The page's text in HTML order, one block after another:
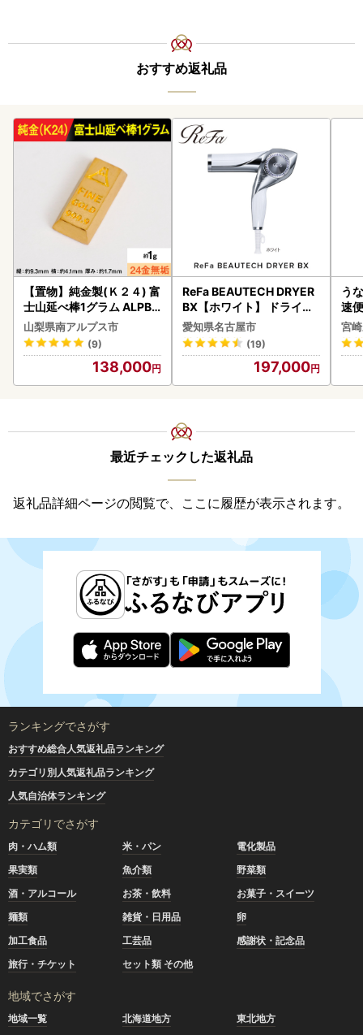
おすすめ返礼品
【置物】純金製(Ｋ２４) 富
士山延べ棒1グラム ALPBK
180
山梨県南アルプス市
(9)
138,000
ReFa BEAUTECH DRYER
BX【ホワイト】 ドライヤ
ー 美容 家電 ドライヤー リ
ファ
愛知県名古屋市
(19)
197,000
う
速
g以
宮
最近チェックした返礼品
返礼品詳細ページの閲覧で、ここに履歴が表示されます。
ランキングでさがす
おすすめ総合人気返礼品ランキング
カテゴリ別人気返礼品ランキング
人気自治体ランキング
カテゴリでさがす
肉・ハム類 米・パン
電化製品
果実類
魚介類
野菜類
酒・アルコール
お茶・飲料
お菓子・スイーツ
麺類
雑貨・日用品
卵
加工食品
工芸品
感謝状・記念品
旅行・チケット
セット類 その他
地域でさがす
地域一覧 北海道地方
東北地方